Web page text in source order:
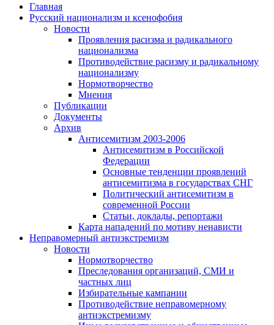
Главная
Русский национализм и ксенофобия
Новости
Проявления расизма и радикального
национализма
Противодействие расизму и радикальному
национализму
Нормотворчество
Мнения
Публикации
Документы
Архив
Антисемитизм 2003-2006
Антисемитизм в Российской
Федерации
Основные тенденции проявлений
антисемитизма в государствах СНГ
Политический антисемитизм в
современной России
Статьи, доклады, репортажи
Карта нападений по мотиву ненависти
Неправомерный антиэкстремизм
Новости
Нормотворчество
Преследования организаций, СМИ и
частных лиц
Избирательные кампании
Противодействие неправомерному
антиэкстремизму